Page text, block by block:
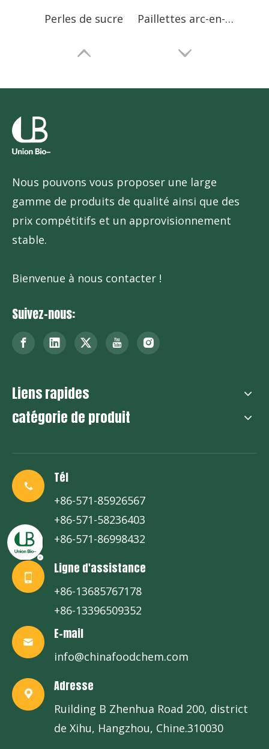
Perles de sucre Paillettes arc-en-ciel
PEPITES de chocolat Saupoudrages de couleurs naturelles
Nous pouvons vous proposer une large
gamme de produits de qualité ainsi que des
prix compétitifs et un approvisionnement
stable.
Bienvenue à nous contacter !
Suivez-nous:
Liens rapides
catégorie de produit
Tél
+86-571-85926567
+86-571-58236403
+86-571-86998432
Ligne d'assistance
+86-13685767178
+86-13396509352
E-mail
info@chinafoodchem.com
Adresse
Ruilding B Zhenhua Road 200, district
de Xihu, Hangzhou, Chine.310030